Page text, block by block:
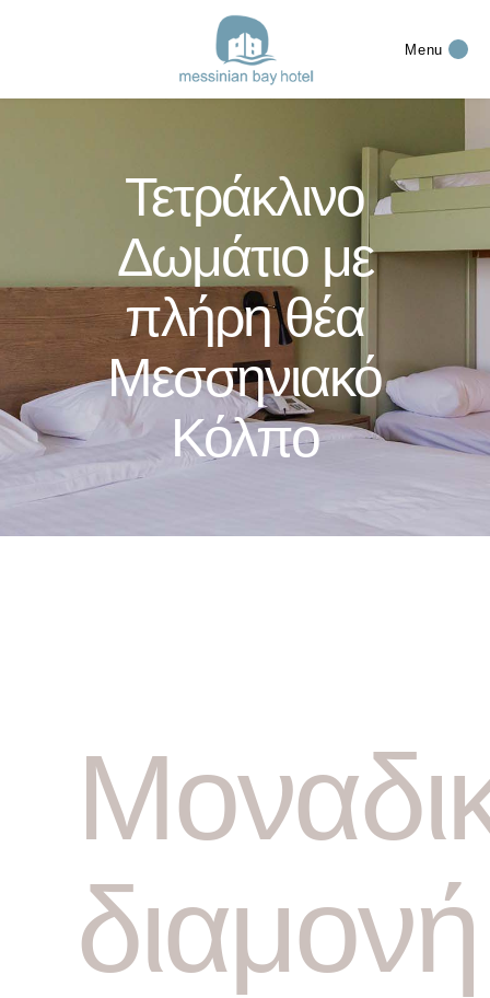
Menu
Τετράκλινο
Δωμάτιο με
πλήρη θέα
Μεσσηνιακό
Κόλπο
διαμονή